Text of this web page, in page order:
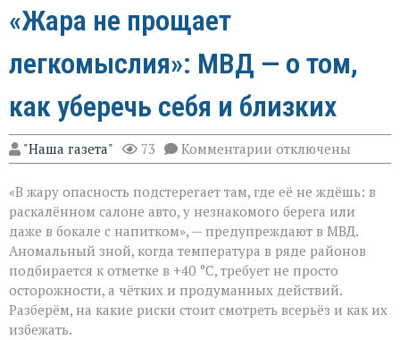
«Жара не прощает
легкомыслия»: МВД — о том,
как уберечь себя и близких
"Наша газета" 73 Комментарии к
записи
не
прощает
легкомыслия»:
МВД — о
том,
как
уберечь
себя
и
отключены
«В жару опасность подстерегает там, где её не ждёшь: в
раскалённом салоне авто, у незнакомого берега или
даже в бокале с напитком», — предупреждают в МВД.
Аномальный зной, когда температура в ряде районов
подбирается к отметке в +40 °C, требует не просто
осторожности, а чётких и продуманных действий.
Разберём, на какие риски стоит смотреть всерьёз и как их
избежать.